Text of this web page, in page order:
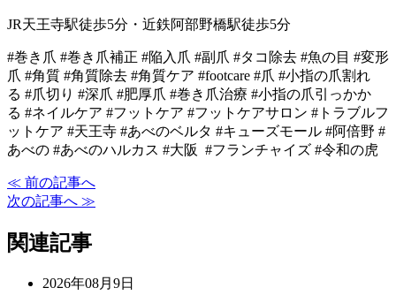
JR天王寺駅徒歩5分・近鉄阿部野橋駅徒歩5分
#巻き爪 #巻き爪補正 #陥入爪 #副爪 #タコ除去 #魚の目 #変形
爪 #角質 #角質除去 #角質ケア #footcare #爪 #小指の爪割れ
る #爪切り #深爪 #肥厚爪 #巻き爪治療 #小指の爪引っかか
る #ネイルケア #フットケア #フットケアサロン #トラブルフ
ットケア #天王寺 #あべのベルタ #キューズモール #阿倍野 #
あべの #あべのハルカス #大阪 #フランチャイズ #令和の虎
≪ 前の記事へ
次の記事へ ≫
関連記事
2026年08月9日